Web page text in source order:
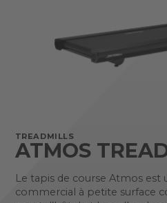
TREADMILLS
ATMOS
Le tapis de course Atmos est
commercial à petite surface